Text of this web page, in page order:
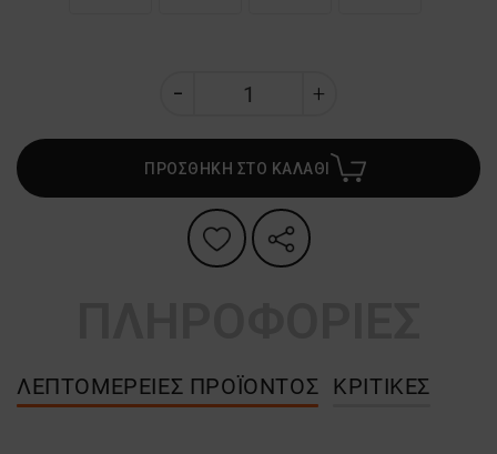
ΠΡΟΣΘΗΚΗ ΣΤΟ ΚΑΛΑΘΙ
ΛΕΠΤΟΜΈΡΕΙΕΣ ΠΡΟΪΌΝΤΟΣ ΚΡΙΤΙΚΈΣ